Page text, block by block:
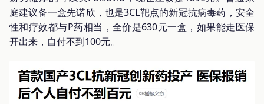
庭建议备一盒先诺欣，也是3CL靶点的新冠抗病毒药，安全
性和疗效都与P药相当，全价是630元一盒，如果能走医保
开出来，自付不到100元。